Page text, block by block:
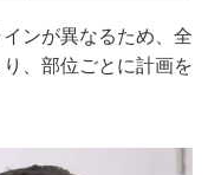
ンが異なるため、全
、部位ごとに計画を